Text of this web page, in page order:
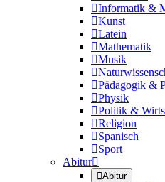
Informatik &
Kunst
Latein
Mathematik
Musik

Pädagogik &
Physik
Politik &
Religion
Spanisch
Sport
Abitur
Abitur